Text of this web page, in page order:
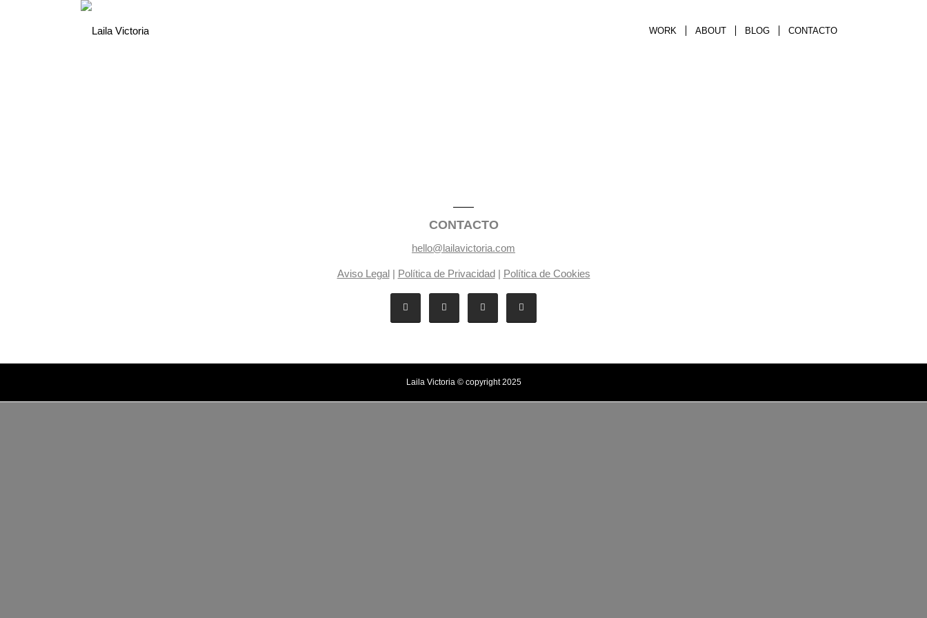
WORK ABOUT BLOG CONTACTO
CONTACTO
hello@lailavictoria.com
Aviso Legal| Política de Privacidad| Política de Cookies
Laila Victoria © copyright 2025